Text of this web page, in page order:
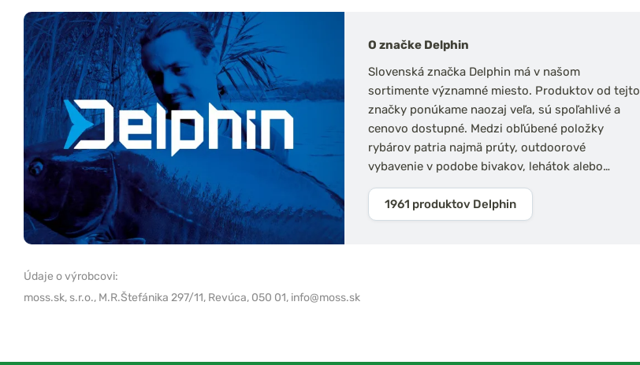
O značke Delphin
Slovenská značka Delphin má v našom
sortimente významné miesto. Produktov od tejto
značky ponúkame naozaj veľa, sú spoľahlivé a
cenovo dostupné. Medzi obľúbené položky
rybárov patria najmä prúty, outdoorové
vybavenie v podobe bivakov, lehátok alebo…
1961 produktov Delphin
Údaje o výrobcovi:
moss.sk, s.r.o., M.R.Štefánika 297/11, Revúca, 050 01, info@moss.sk